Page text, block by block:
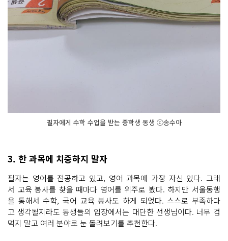
필자에게 수학 수업을 받는 중학생 동생 ⓒ송수아
3. 한 과목에 치중하지 말자
필자는 영어를 전공하고 있고, 영어 과목에 가장 자신 있다. 그래
서 교육 봉사를 찾을 때마다 영어를 위주로 봤다. 하지만 서울동행
을 통해서 수학, 국어 교육 봉사도 하게 되었다. 스스로 부족하다
고 생각될지라도 동생들의 입장에서는 대단한 선생님이다. 너무 겁
먹지 말고 여러 분야로 눈 돌려보기를 추천한다.